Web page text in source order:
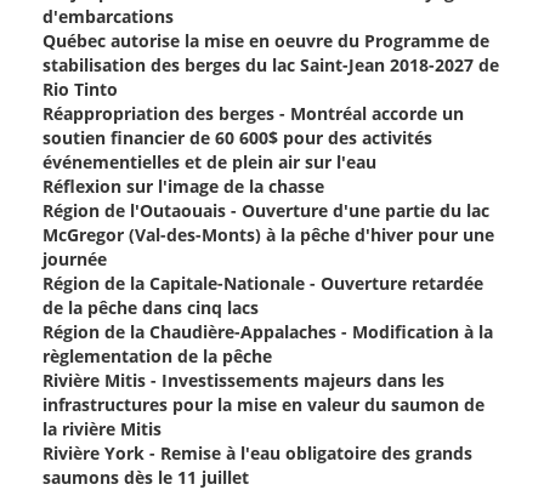
d'embarcations
Québec autorise la mise en oeuvre du Programme de
stabilisation des berges du lac Saint-Jean 2018-2027 de
Rio Tinto
Réappropriation des berges - Montréal accorde un
soutien financier de 60 600$ pour des activités
événementielles et de plein air sur l'eau
Réflexion sur l'image de la chasse
Région de l'Outaouais - Ouverture d'une partie du lac
McGregor (Val-des-Monts) à la pêche d'hiver pour une
journée
Région de la Capitale-Nationale - Ouverture retardée
de la pêche dans cinq lacs
Région de la Chaudière-Appalaches - Modification à la
règlementation de la pêche
Rivière Mitis - Investissements majeurs dans les
infrastructures pour la mise en valeur du saumon de
la rivière Mitis
Rivière York - Remise à l'eau obligatoire des grands
saumons dès le 11 juillet